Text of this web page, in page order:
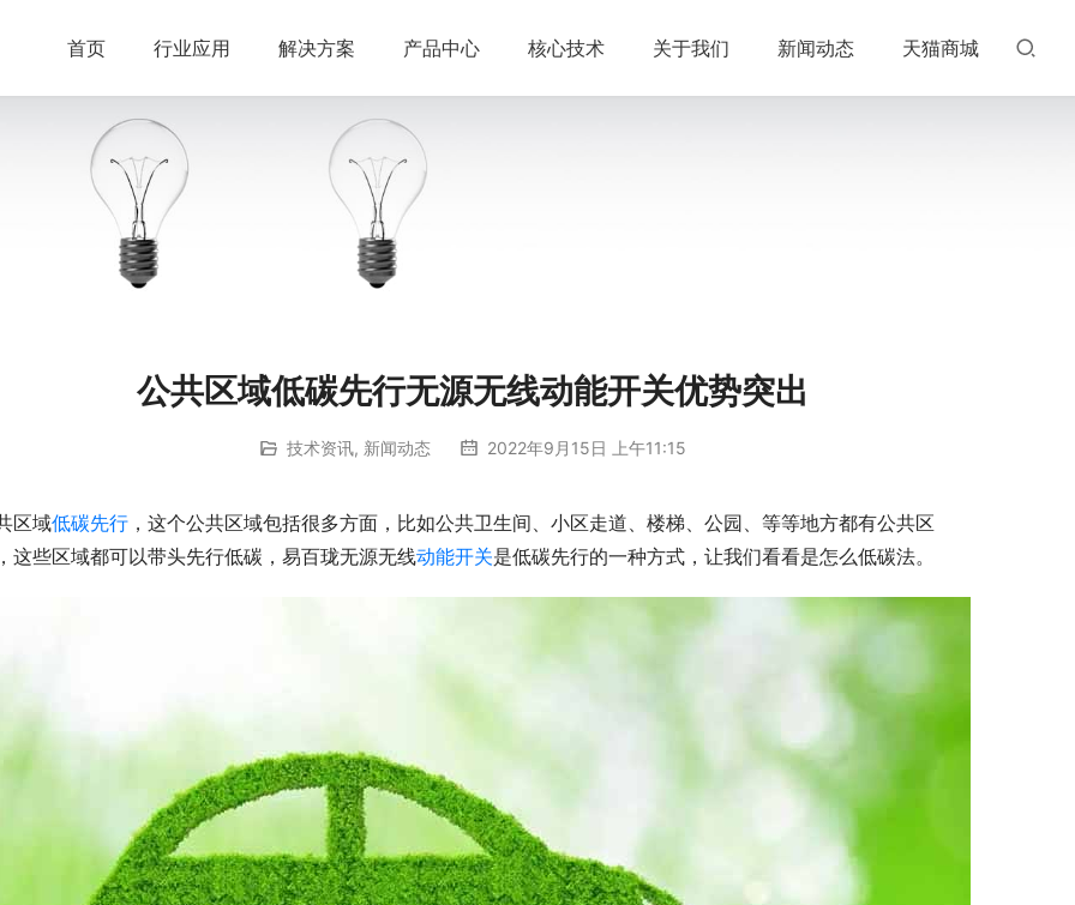
首页 行业应用 解决方案 产品中心 核心技术 关于我们 新闻动态 天猫商城
公共区域低碳先行无源无线动能开关优势突出
技术资讯, 新闻动态 2022年9月15日 上午11:15
区域低碳先行 ，这个公共区域包括很多方面，比如公共卫生间、小区走道、楼梯、公园、等等地方都有公共区
这些区域都可以带头先行低碳，易百珑无源无线动能开关是低碳先行的一种方式，让我们看看是怎么低碳法。